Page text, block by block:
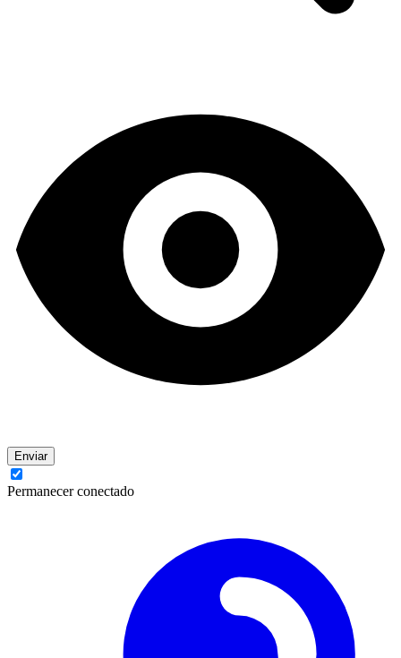
Enviar
Permanecer conectado